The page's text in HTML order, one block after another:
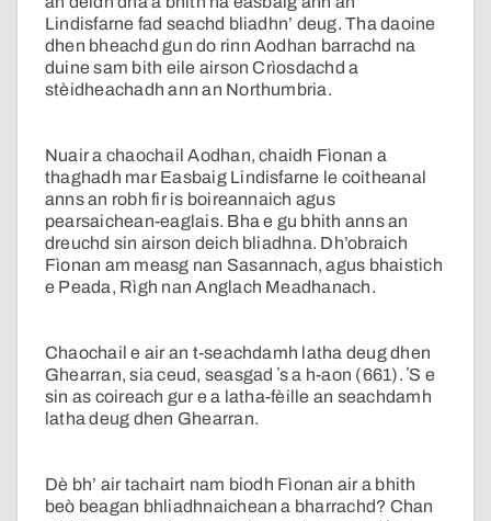
Lindisfarne fad seachd bliadhn’ deug. Tha daoine
dhen bheachd gun do rinn Aodhan barrachd na
duine sam bith eile airson Crìosdachd a
stèidheachadh ann an Northumbria.
Nuair a chaochail Aodhan, chaidh Fìonan a
thaghadh mar Easbaig Lindisfarne le coitheanal
anns an robh fir is boireannaich agus
pearsaichean-eaglais. Bha e gu bhith anns an
dreuchd sin airson deich bliadhna. Dh’obraich
Fìonan am measg nan Sasannach, agus bhaistich
e Peada, Rìgh nan Anglach Meadhanach.
Chaochail e air an t-seachdamh latha deug dhen
Ghearran, sia ceud, seasgad ʼs a h-aon (661). ʼS e
sin as coireach gur e a latha-fèille an seachdamh
latha deug dhen Ghearran.
Dè bh’ air tachairt nam biodh Fìonan air a bhith
beò beagan bhliadhnaichean a bharrachd? Chan